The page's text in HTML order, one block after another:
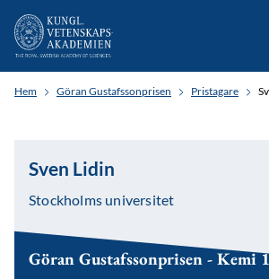
Hem Göran Gustafssonprisen Pristagare
Sven Lidin
Stockholms universitet
Göran Gustafssonprisen - Kemi